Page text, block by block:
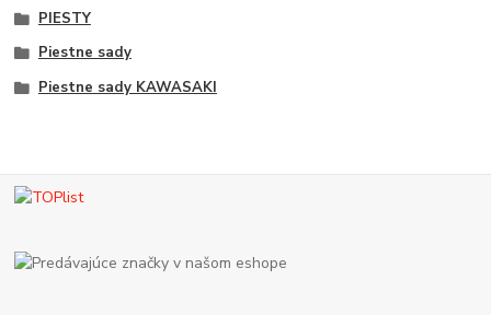
PIESTY
Piestne sady
Piestne sady KAWASAKI